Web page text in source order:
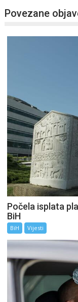
Povezane
Počela isplata
BiH
BiH Vijesti